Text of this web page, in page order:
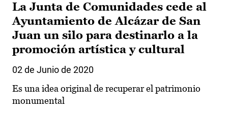
La Junta de Comunidades cede al
Ayuntamiento de Alcázar de San
Juan un silo para destinarlo a la
promoción artística y cultural
02 de Junio de 2020
Es una idea original de recuperar el patrimonio
monumental